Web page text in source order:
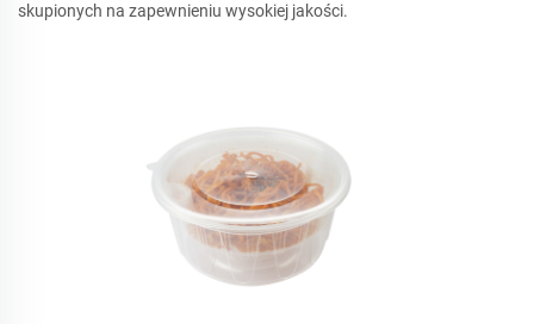
skupionych na zapewnieniu wysokiej jakości.